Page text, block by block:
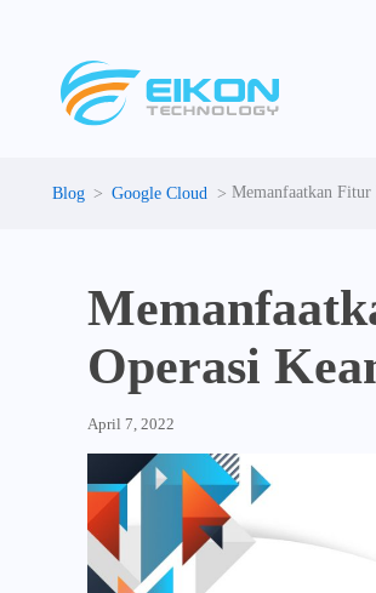
Google Cloud Memanfaatkan Fitur
Operasi
April 7, 2022